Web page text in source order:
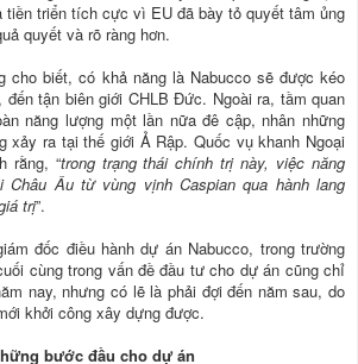
tiền triển tích cực vì EU đã bày tỏ quyết tâm ủng
quyết và rõ ràng hơn.
cho biết, có khả năng là Nabucco sẽ được kéo
đến tận biên giới CHLB Đức. Ngoài ra, tầm quan
năng lượng một lần nữa đê cập, nhân những
xảy ra tại thế giới Ả Rập. Quốc vụ khanh Ngoại
rằng, “trong trạng thái chính trị này, việc năng
Âu từ vùng vịnh Caspian qua hành lang
trị”.
đốc điều hành dự án Nabucco, trong trường
cùng trong vấn đề đầu tư cho dự án cũng chỉ
nay, nhưng có lẽ là phải đợi đến năm sau, do
khởi công xây dựng được.
bước đầu cho dự án